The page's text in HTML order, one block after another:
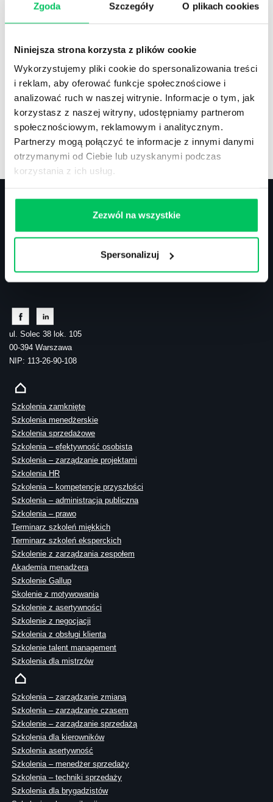
Zgoda Szczegóły O plikach cookies
Niniejsza strona korzysta z plików cookie
Wykorzystujemy pliki cookie do spersonalizowania treści
i reklam, aby oferować funkcje społecznościowe i
analizować ruch w naszej witrynie. Informacje o tym, jak
korzystasz z naszej witryny, udostępniamy partnerom
społecznościowym, reklamowym i analitycznym.
Partnerzy mogą połączyć te informacje z innymi danymi
otrzymanymi od Ciebie lub uzyskanymi podczas
korzystania z ich usług.
Zezwól na wszystkie
Spersonalizuj
zawodów.
Artykuły,Artykuły cd.,Prawo
Standardowe informacje z obszaru szkoleń.
Kontakt
tel.: 505 273 550
ul. Solec 38 lok. 105
00-394 Warszawa
NIP: 113-26-90-108
Szkolenia zamknięte
Szkolenia menedżerskie
Szkolenia sprzedażowe
Szkolenia – efektywność osobista
Szkolenia – zarządzanie projektami
Szkolenia HR
Szkolenia – kompetencje przyszłości
Szkolenia – administracja publiczna
Szkolenia – prawo
Terminarz szkoleń miękkich
Terminarz szkoleń eksperckich
Szkolenie z zarządzania zespołem
Akademia menadżera
Szkolenie Gallup
Skolenie z motywowania
Szkolenie z asertywności
Szkolenie z negocjacji
Szkolenia z obsługi klienta
Szkolenie talent management
Szkolenia dla mistrzów
Szkolenia – zarządzanie zmianą
Szkolenia – zarządzanie czasem
Szkolenie – zarządzanie sprzedażą
Szkolenia dla kierowników
Szkolenia asertywność
Szkolenia – menedżer sprzedaży
Szkolenia – techniki sprzedaży
Szkolenia dla brygadzistów